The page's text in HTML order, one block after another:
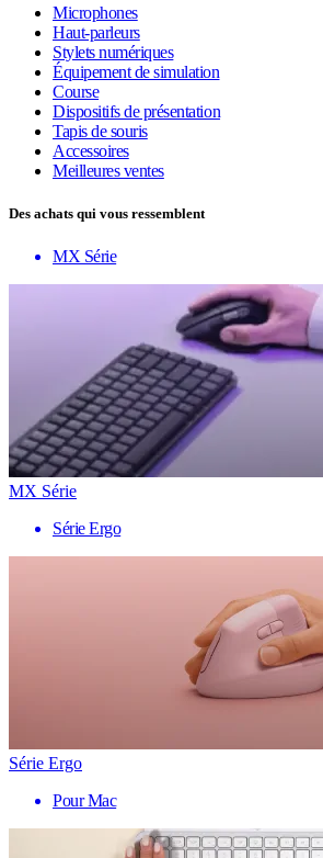
Microphones
Haut-parleurs
Stylets numériques
Équipement de simulation
Course
Dispositifs de présentation
Tapis de souris
Accessoires
Meilleures ventes
Des achats qui vous ressemblent
MX Série
MX Série
Série Ergo
Série Ergo
Pour Mac